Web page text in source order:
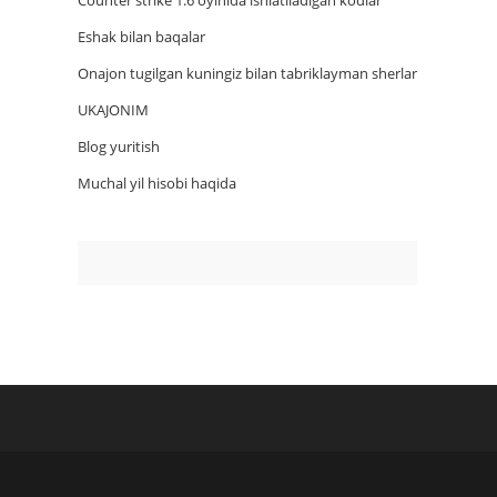
Eshak bilan baqalar
Onajon tugilgan kuningiz bilan tabriklayman sherlar
UKAJONIM
Blog yuritish
Muchal yil hisobi haqida